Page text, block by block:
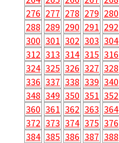
276 277 278 279 280
288 289 290 291 292
300 301 302 303 304
312 313 314 315 316
324 325 326 327 328
336 337 338 339 340
348 349 350 351 352
360 361 362 363 364
372 373 374 375 376
384 385 386 387 388